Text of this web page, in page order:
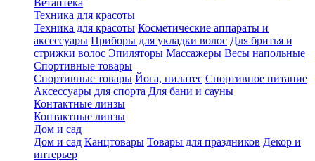
Ветаптека
Техника для красоты
Техника для красоты Косметические аппараты и
аксессуары Приборы для укладки волос Для бритья и
стрижки волос Эпиляторы Массажеры Весы напольные
Спортивные товары
Спортивные товары Йога, пилатес Спортивное питание
Аксессуары для спорта Для бани и сауны
Контактные линзы
Контактные линзы
Дом и сад
Дом и сад Канцтовары Товары для праздников Декор и
интерьер